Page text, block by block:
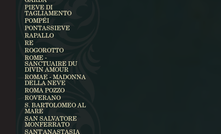
PIEVE DI
TAGLIAMENTO
POMPÉI
PONTASSIEVE
RAPALLO
RE
ROGOROTTO
ROME -
SANCTUAIRE DU
DIVIN AMOUR
ROMAE - MADONNA
DELLA NEVE
ROMA POZZO
ROVERANO
S. BARTOLOMEO AL
MARE
SAN SALVATORE
MONFERRATO
SANT'ANASTASIA